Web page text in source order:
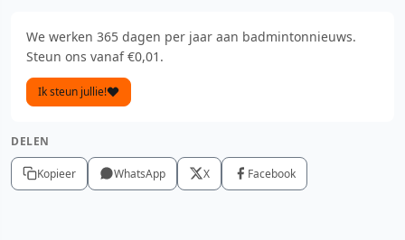
We werken 365 dagen per jaar aan badmintonnieuws.
Steun ons vanaf €0,01.
Ik steun jullie!
DELEN
Kopieer WhatsApp X Facebook